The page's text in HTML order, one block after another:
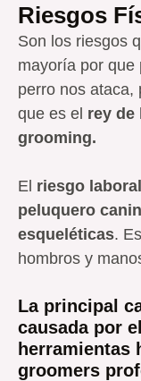
Riesgos
Son los riesgos
mayoría por que
perro nos ataca,
que es el rey de
grooming.
El riesgo
peluquero
esqueléticas.
hombros y
La principal
causada por
herramientas
groomers